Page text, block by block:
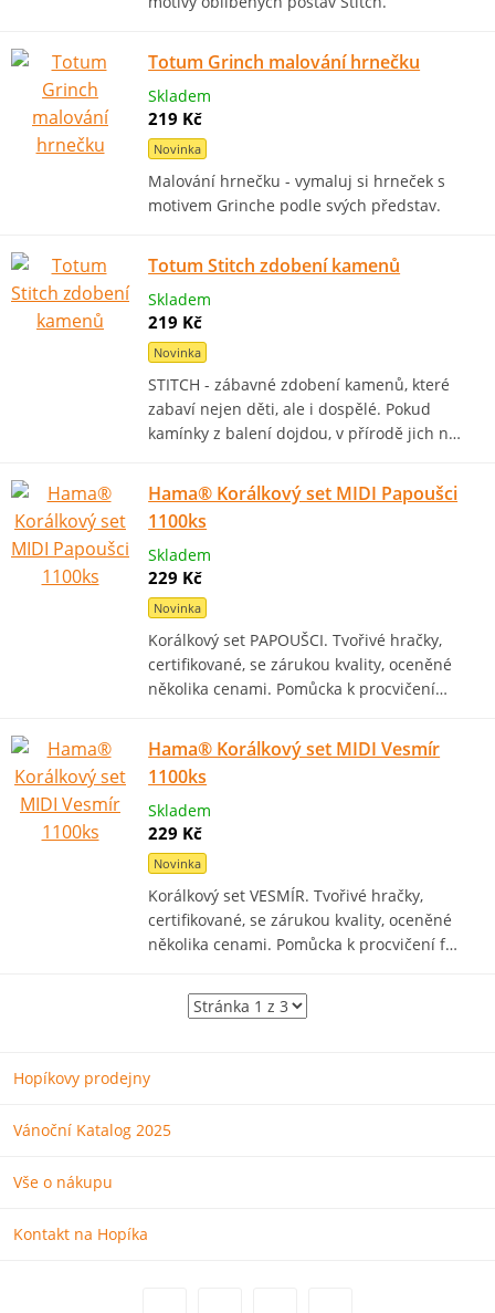
Totum Grinch malování hrnečku
Skladem
219 Kč
Novinka
Malování hrnečku - vymaluj si hrneček s
motivem Grinche podle svých představ.
Totum Stitch zdobení kamenů
Skladem
219 Kč
Novinka
STITCH - zábavné zdobení kamenů, které
zabaví nejen děti, ale i dospělé. Pokud
kamínky z balení dojdou, v přírodě jich n…
Hama® Korálkový set MIDI Papoušci
1100ks
Skladem
229 Kč
Novinka
Korálkový set PAPOUŠCI. Tvořivé hračky,
certifikované, se zárukou kvality, oceněné
několika cenami. Pomůcka k procvičení…
Hama® Korálkový set MIDI Vesmír
1100ks
Skladem
229 Kč
Novinka
Korálkový set VESMÍR. Tvořivé hračky,
certifikované, se zárukou kvality, oceněné
několika cenami. Pomůcka k procvičení f…
Hopíkovy prodejny
Vánoční Katalog 2025
Vše o nákupu
Kontakt na Hopíka